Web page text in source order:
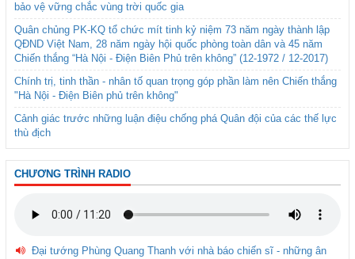
bảo vệ vững chắc vùng trời quốc gia
Quân chủng PK-KQ tổ chức mít tinh kỷ niệm 73 năm ngày thành lập
QĐND Việt Nam, 28 năm ngày hội quốc phòng toàn dân và 45 năm
Chiến thắng “Hà Nội - Điện Biên Phủ trên không” (12-1972 / 12-2017)
Chính trị, tinh thần - nhân tố quan trọng góp phần làm nên Chiến thắng
"Hà Nội - Điện Biên phủ trên không"
Cảnh giác trước những luận điệu chống phá Quân đội của các thế lực
thù địch
CHƯƠNG TRÌNH RADIO
Đại tướng Phùng Quang Thanh với nhà báo chiến sĩ - những ân